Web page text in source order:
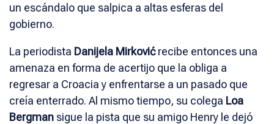
un escándalo que salpica a altas esferas del
gobierno.
La periodista Danijela Mirkovićrecibe entonces una
amenaza en forma de acertijo que la obliga a
regresar a Croacia y enfrentarse a un pasado que
creía enterrado. Al mismo tiempo, su colega Loa
Bergman sigue la pista que su amigo Henry le dejó